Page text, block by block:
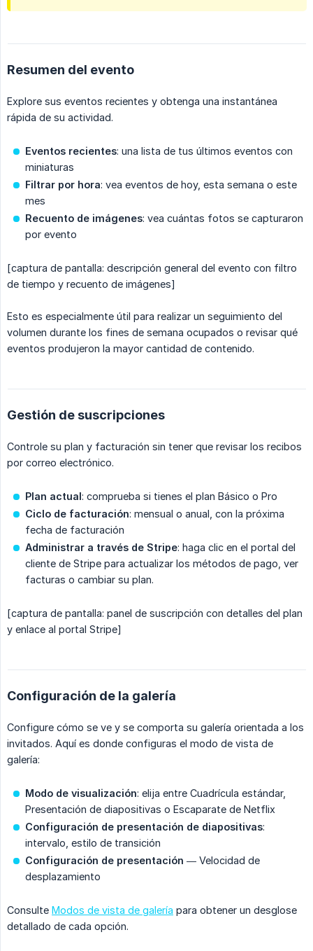
Resumen del evento
Explore sus eventos recientes y obtenga una instantánea
rápida de su actividad.
Eventos recientes: una lista de tus últimos eventos con
miniaturas
Filtrar por hora: vea eventos de hoy, esta semana o este
mes
Recuento de imágenes: vea cuántas fotos se capturaron
por evento
[captura de pantalla: descripción general del evento con filtro
de tiempo y recuento de imágenes]
Esto es especialmente útil para realizar un seguimiento del
volumen durante los fines de semana ocupados o revisar qué
eventos produjeron la mayor cantidad de contenido.
Gestión de suscripciones
Controle su plan y facturación sin tener que revisar los recibos
por correo electrónico.
Plan actual: comprueba si tienes el plan Básico o Pro
Ciclo de facturación: mensual o anual, con la próxima
fecha de facturación
Administrar a través de Stripe: haga clic en el portal del
cliente de Stripe para actualizar los métodos de pago, ver
facturas o cambiar su plan.
[captura de pantalla: panel de suscripción con detalles del plan
y enlace al portal Stripe]
Configuración de la galería
Configure cómo se ve y se comporta su galería orientada a los
invitados. Aquí es donde configuras el modo de vista de
galería:
Modo de visualización: elija entre Cuadrícula estándar,
Presentación de diapositivas o Escaparate de Netflix
Configuración de presentación de diapositivas:
intervalo, estilo de transición
Configuración de presentación — Velocidad de
desplazamiento
Consulte Modos de vista de galería para obtener un desglose
detallado de cada opción.